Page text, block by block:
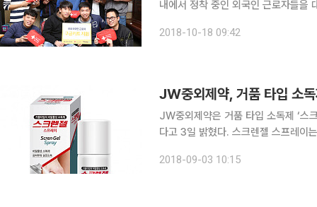
내에서 정착 중인 외국인 근로자들을
또한 응급상황 발생 시 대처가 용이하
2018-10-18 09:42
JW중외제약, 거품 타입 소독
JW중외제약은 거품 타입 소독제 ‘스
다고 3일 밝혔다. 스크렌젤 스프레이는 광범위한 살균력을 가진 염화세틸피리디늄을 비롯한 클로르
하는 제품이다. 스프레이 타입으로 긁
2018-09-03 10:15